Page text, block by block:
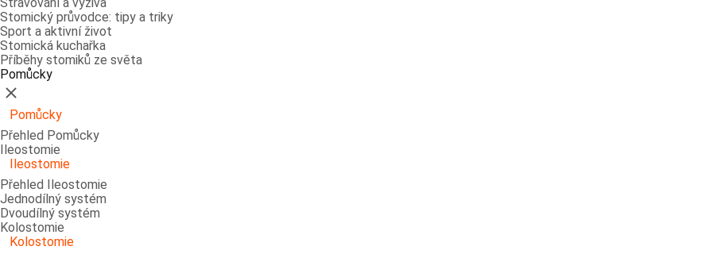
Stomický průvodce: tipy a triky
Sport a aktivní život
Stomická kuchařka
Příběhy stomiků ze světa
Pomůcky
Zavřít
Pomůcky
Přehled Pomůcky
Ileostomie
Ileostomie
Přehled Ileostomie
Jednodílný systém
Dvoudílný systém
Kolostomie
Kolostomie